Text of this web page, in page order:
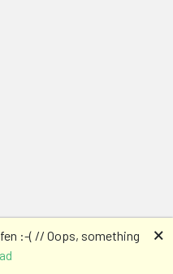
:-( // Oops, something
🗙